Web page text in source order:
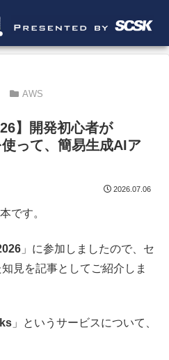
AWS
】開発初心者が
って、簡易生成AIア
2026.07.06
です。
」に参加しましたので、セ
見を記事としてご紹介しま
」というサービスについて、